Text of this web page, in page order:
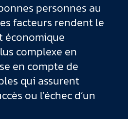
personnes au
facteurs rendent le
économique
complexe en
en compte de
qui assurent
ou l’échec d’un